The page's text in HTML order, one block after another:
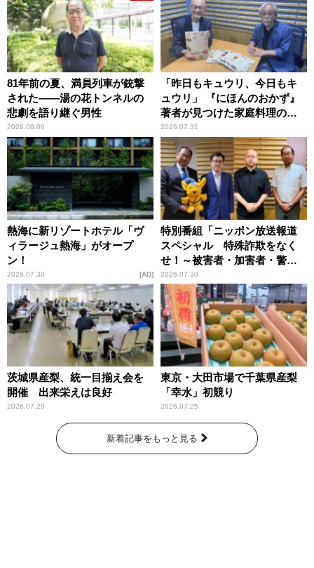
81年前の夏、満員列車が銃撃
された――湯の花トンネルの
悲劇を語り継ぐ男性
2026.08.06
「昨日もキュウリ、今日もキ
ュウリ」 『にほんのおかず』
著者が見つけた家庭料理の知
恵
2026.07.31
熱海に新リゾートホテル「ヴ
ィラージュ熱海」がオープ
ン！
2026.07.30 AD
特別番組「ニッポン放送報道
スペシャル 特殊詐欺をなく
せ！～被害者・加害者・警視
庁が語るトクリュウの実態
～」放送
2026.07.30
茨城県産梨、統一目揃え会を
開催 出来栄えは良好
2026.07.29
東京・大田市場で千葉県産梨
「幸水」初競り
2026.07.25
新着記事をもっと見る